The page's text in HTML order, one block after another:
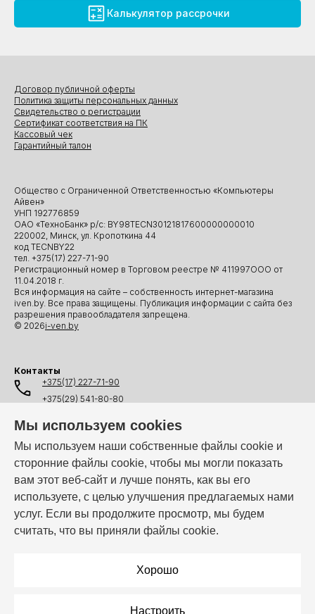
Мы используем cookies
Мы используем наши собственные файлы cookie и
сторонние файлы cookie, чтобы мы могли показать
вам этот веб-сайт и лучше понять, как вы его
используете, с целью улучшения предлагаемых нами
услуг. Если вы продолжите просмотр, мы будем
считать, что вы приняли файлы cookie.
Хорошо
Настроить
Калькулятор рассрочки
Общество с Ограниченной Ответственностью «Компьютеры
Айвен»
УНП 192776859
ОАО «ТехноБанк» р/с: BY98TECN30121817600000000010
220002, Минск, ул. Кропоткина 44
код TECNBY22
тел. +375(17) 227-71-90
Регистрационный номер в Торговом реестре № 411997ООО от
11.04.2018 г.
Вся информация на сайте – собственность интернет-магазина
iven.by. Все права защищены. Публикация информации с сайта без
разрешения правообладателя запрещена.
© 2026i-ven.by
Договор публичной оферты
Политика защиты персональных данных
Свидетельство о регистрации
Сертификат соответствия на ПК
Кассовый чек
Гарантийный талон
Контакты
+375(17) 227-71-90
+375(29) 541-80-80
+375(44) 541-80-80
info@i-ven.by
Мы в мессенджерах:
Режим работы: Пн–Пт: 10:00 – 19:00